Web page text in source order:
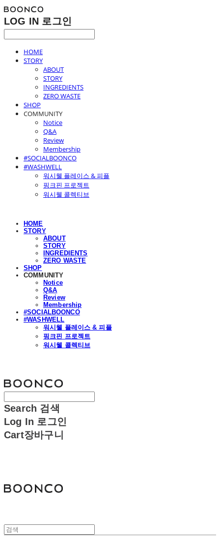
LOG IN 로그인
HOME
STORY
ABOUT
STORY
INGREDIENTS
ZERO WASTE
SHOP
COMMUNITY
Notice
Q&A
Review
Membership
#SOCIALBOONCO
#WASHWELL
워시웰 플레이스 & 피플
핑크핀 프로젝트
워시웰 콜렉티브
HOME
STORY
ABOUT
STORY
INGREDIENTS
ZERO WASTE
SHOP
COMMUNITY
Notice
Q&A
Review
Membership
#SOCIALBOONCO
#WASHWELL
워시웰 플레이스 & 피플
핑크핀 프로젝트
워시웰 콜렉티브
Search 검색
Log In 로그인
Cart장바구니